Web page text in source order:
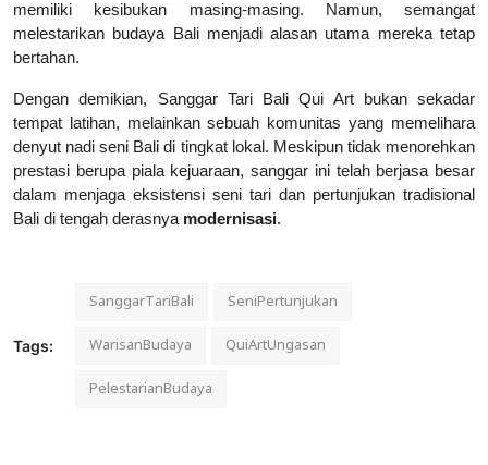
memiliki kesibukan masing-masing. Namun, semangat
melestarikan budaya Bali menjadi alasan utama mereka tetap
bertahan.
Dengan demikian, Sanggar Tari Bali Qui Art bukan sekadar
tempat latihan, melainkan sebuah komunitas yang memelihara
denyut nadi seni Bali di tingkat lokal. Meskipun tidak menorehkan
prestasi berupa piala kejuaraan, sanggar ini telah berjasa besar
dalam menjaga eksistensi seni tari dan pertunjukan tradisional
Bali di tengah derasnya modernisasi.
Tags:
SanggarTariBali
SeniPertunjukan
WarisanBudaya
QuiArtUngasan
PelestarianBudaya